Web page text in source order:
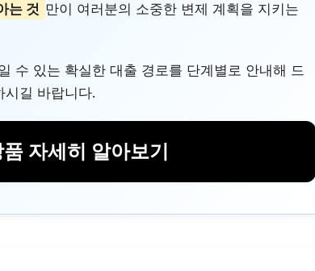
는 것 만이 여러분의 소중한 변제 계획을 지키는
수 있는 확실한 대출 경로를 단계별로 안내해 드
시길 바랍니다.
자세히 알아보기